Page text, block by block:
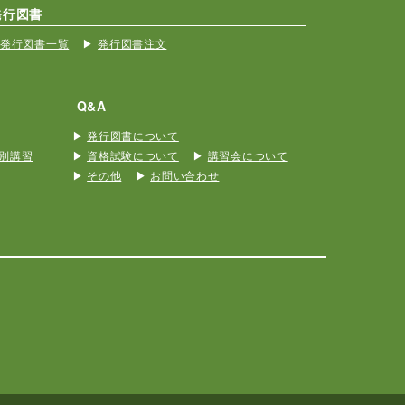
図書
発行図書一覧 発行図書注文
講習
Q&A
発行図書について
資格試験について
講習会について
その他
お問い合わせ